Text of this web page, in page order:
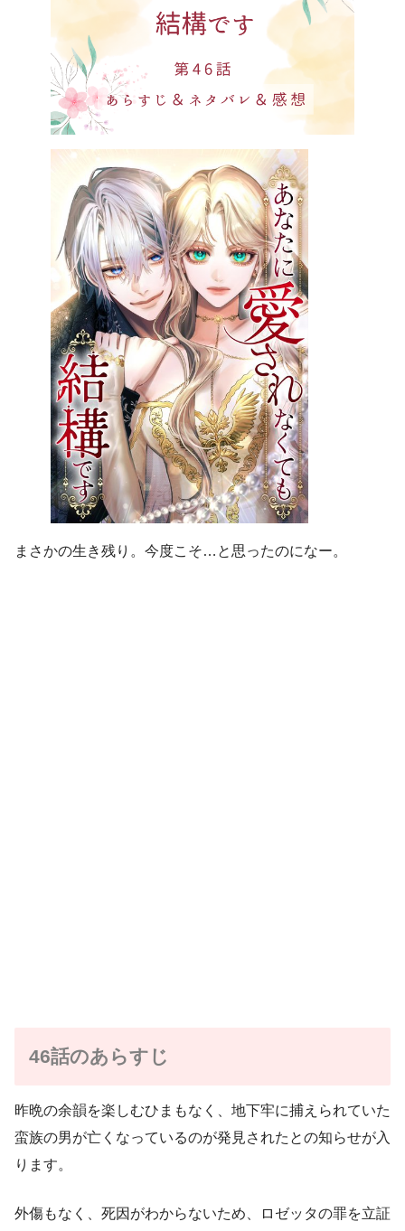
まさかの生き残り。今度こそ…と思ったのになー。
46話のあらすじ
昨晩の余韻を楽しむひまもなく、地下牢に捕えられていた
蛮族の男が亡くなっているのが発見されたとの知らせが入
ります。
外傷もなく、死因がわからないため、ロゼッタの罪を立証